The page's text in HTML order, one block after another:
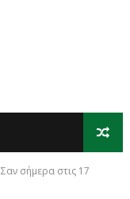
Σαν σήμερα στις 17